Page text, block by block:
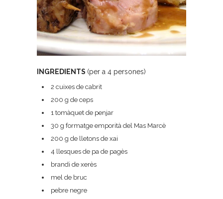
INGREDIENTS (per a 4 persones)
2 cuixes de cabrit
200 g de ceps
1 tomàquet de penjar
30 g formatge emporità del Mas Marcè
200 g de lletons de xai
4 llesques de pa de pagès
brandi de xerès
mel de bruc
pebre negre